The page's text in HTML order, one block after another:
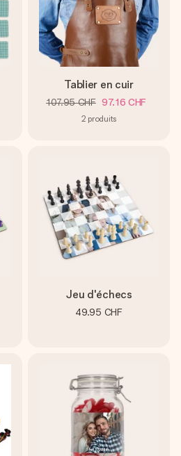
Tablier en cuir
107.95 CHF 97.16 CHF
2 produits
Jeu d'échecs
49.95 CHF